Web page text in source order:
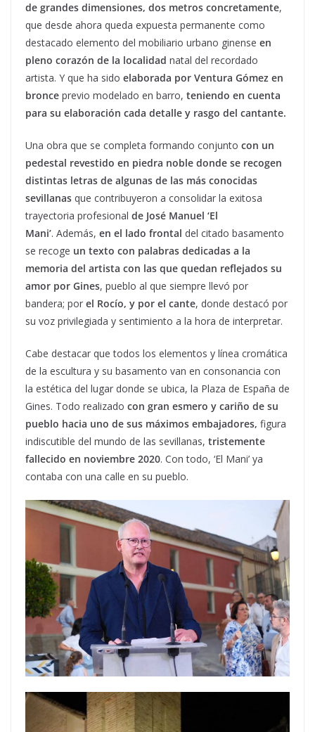
de grandes dimensiones, dos metros concretamente,
que desde ahora queda expuesta permanente como
destacado elemento del mobiliario urbano ginense en
pleno corazón de la localidad natal del recordado
artista. Y que ha sido elaborada por Ventura Gómez en
bronce previo modelado en barro, teniendo en cuenta
para su elaboración cada detalle y rasgo del cantante.
Una obra que se completa formando conjunto con un
pedestal revestido en piedra noble donde se recogen
distintas letras de algunas de las más conocidas
sevillanas que contribuyeron a consolidar la exitosa
trayectoria profesional de José Manuel ‘El
Mani’. Además, en el lado frontal del citado basamento
se recoge un texto con palabras dedicadas a la
memoria del artista con las que quedan reflejados su
amor por Gines, pueblo al que siempre llevó por
bandera; por el Rocío, y por el cante, donde destacó por
su voz privilegiada y sentimiento a la hora de interpretar.
Cabe destacar que todos los elementos y línea cromática
de la escultura y su basamento van en consonancia con
la estética del lugar donde se ubica, la Plaza de España de
Gines. Todo realizado con gran esmero y cariño de su
pueblo hacia uno de sus máximos embajadores, figura
indiscutible del mundo de las sevillanas, tristemente
fallecido en noviembre 2020. Con todo, ‘El Mani’ ya
contaba con una calle en su pueblo.